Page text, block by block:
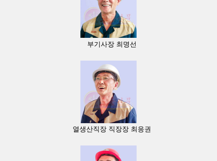
부기사장 최명선
열생산직장 직장장 최응권